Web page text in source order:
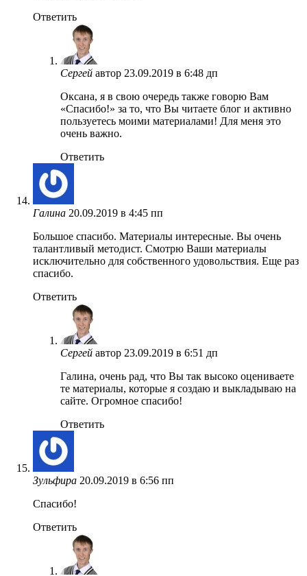
Ответить
Сергей автор 23.09.2019 в 6:48 дп
Оксана, я в свою очередь также говорю Вам
«Спасибо!» за то, что Вы читаете блог и активно
пользуетесь моими материалами! Для меня это
очень важно.
Ответить
Галина 20.09.2019 в 4:45 пп
Большое спасибо. Материалы интересные. Вы очень
талантливый методист. Смотрю Ваши материалы
исключительно для собственного удовольствия. Еще раз
спасибо.
Ответить
Сергей автор 23.09.2019 в 6:51 дп
Галина, очень рад, что Вы так высоко оцениваете
те материалы, которые я создаю и выкладываю на
сайте. Огромное спасибо!
Ответить
Зульфира 20.09.2019 в 6:56 пп
Спасибо!
Ответить